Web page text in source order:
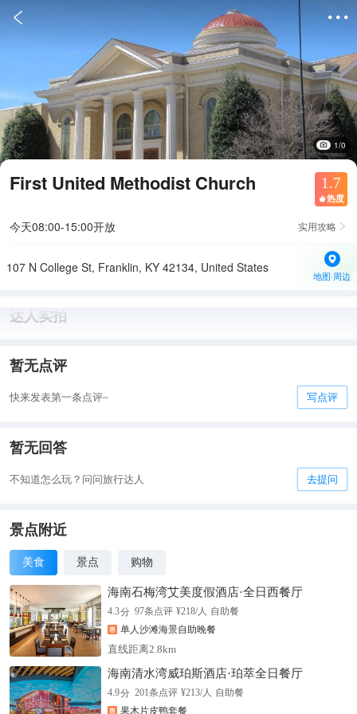
 
1/0
First United Methodist Church 1.7
 热度
今天08:00-15:00开放 实用攻略 
107 N College St, Franklin, KY 42134, United States
地图·周边
达人实拍
暂无点评
快来发表第一条点评~ 写点评
暂无回答
不知道怎么玩？问问旅行达人 去提问
景点附近
美食 景点 购物
海南石梅湾艾美度假酒店·全日西餐厅
4.3分 97条点评 ¥218/人 自助餐
单人沙滩海景自助晚餐
直线距离2.8km
海南清水湾威珀斯酒店·珀萃全日餐厅
4.9分 201条点评 ¥213/人 自助餐
果木片皮鸭套餐